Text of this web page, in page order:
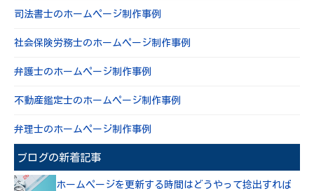
司法書士のホームページ制作事例
社会保険労務士のホームページ制作事例
弁護士のホームページ制作事例
不動産鑑定士のホームページ制作事例
弁理士のホームページ制作事例
ブログの新着記事
ホームページを更新する時間はどうやって捻出すれば